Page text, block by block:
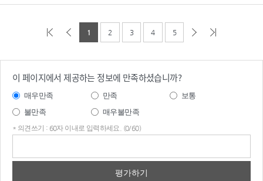
1 2 3 4 5
이 페이지에서 제공하는 정보에 만족하셨습니까?
매우만족 만족
보통
불만족
매우불만족
* 의견쓰기 : 60자 이내로 입력하세요. (0/60)